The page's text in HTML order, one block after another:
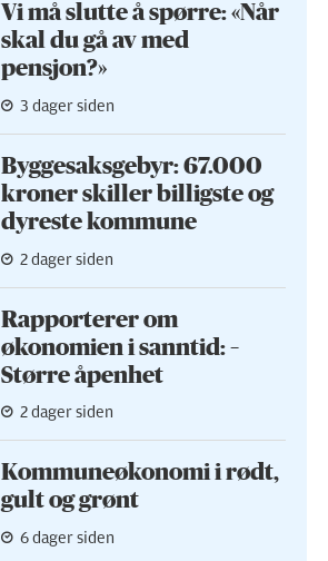
Vi må slutte å spørre: «Når
skal du gå av med
pensjon?»
3 dager siden
Byggesaks­gebyr: 67.000
kroner skiller billigste og
dyreste kommune
2 dager siden
Rapporterer om
økonomien i sanntid: –
Større åpenhet
2 dager siden
Kommuneøkonomi i rødt,
gult og grønt
6 dager siden